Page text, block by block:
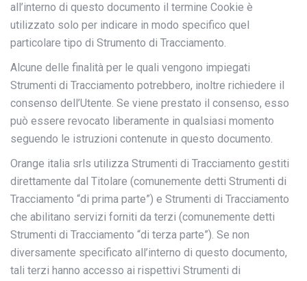
all’interno di questo documento il termine Cookie è
utilizzato solo per indicare in modo specifico quel
particolare tipo di Strumento di Tracciamento.
Alcune delle finalità per le quali vengono impiegati
Strumenti di Tracciamento potrebbero, inoltre richiedere il
consenso dell’Utente. Se viene prestato il consenso, esso
può essere revocato liberamente in qualsiasi momento
seguendo le istruzioni contenute in questo documento.
Orange italia srls utilizza Strumenti di Tracciamento gestiti
direttamente dal Titolare (comunemente detti Strumenti di
Tracciamento “di prima parte”) e Strumenti di Tracciamento
che abilitano servizi forniti da terzi (comunemente detti
Strumenti di Tracciamento “di terza parte”). Se non
diversamente specificato all’interno di questo documento,
tali terzi hanno accesso ai rispettivi Strumenti di